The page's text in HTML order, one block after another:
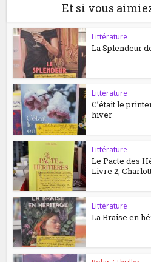
Et si vous
Littérature
La Splendeur
Littérature
C’était le
hiver
Littérature
Le Pacte des
Livre 2,
Littérature
La Braise en